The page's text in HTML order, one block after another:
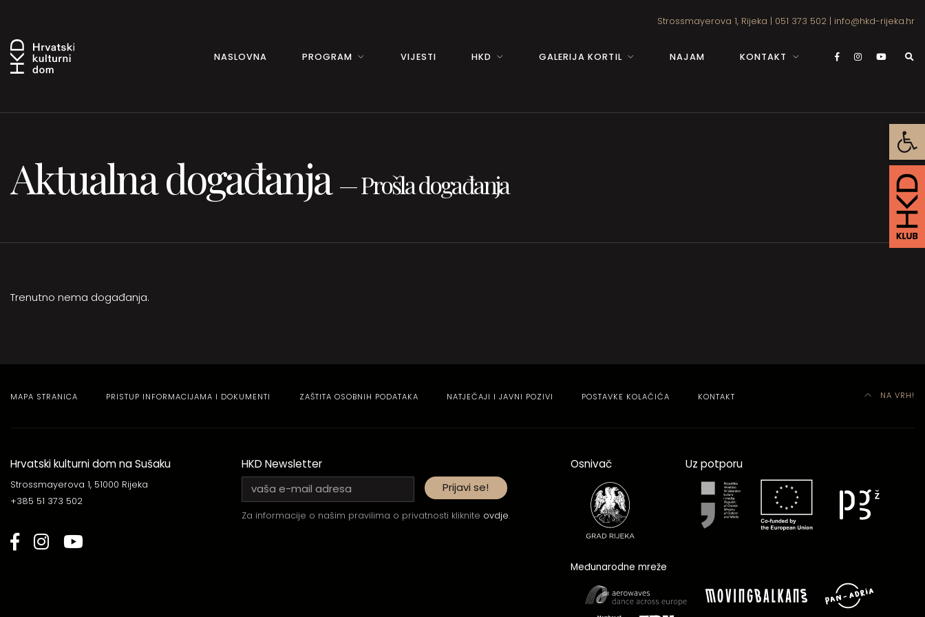
Strossmayerova 1, Rijeka | 051 373 502 | info@hkd-rijeka.hr
NASLOVNA PROGRAM VIJESTI HKD GALERIJA KORTIL NAJAM KONTAKT
Aktualna događanja —Prošla događanja
Trenutno nema događanja.
MAPA STRANICA PRISTUP INFORMACIJAMA I DOKUMENTI ZAŠTITA OSOBNIH PODATAKA NATJEČAJI I JAVNI POZIVI POSTAVKE KOLAČIĆA KONTAKT NA VRH!
Hrvatski kulturni dom na Sušaku
Strossmayerova 1, 51000 Rijeka
+385 51 373 502
HKD Newsletter
Za informacije o našim pravilima o privatnosti kliknite ovdje.
Osnivač Uz potporu
Međunarodne mreže